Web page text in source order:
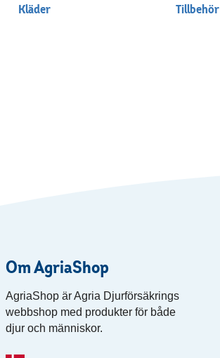
Kläder Tillbehör
Om AgriaShop
AgriaShop är Agria Djurförsäkrings
webbshop med produkter för både
djur och människor.